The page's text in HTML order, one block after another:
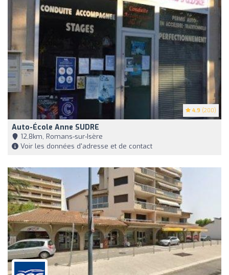
4.9 (200)
Auto-École Anne SUDRE
12,8km, Romans-sur-Isère
Voir les données d'adresse et de contact